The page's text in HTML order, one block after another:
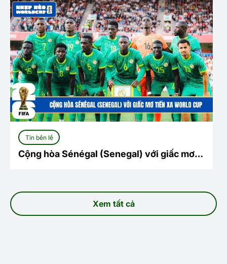
Xem tất cả
Tin bên lề
Cộng hòa Sénégal (Senegal) với giấc mơ